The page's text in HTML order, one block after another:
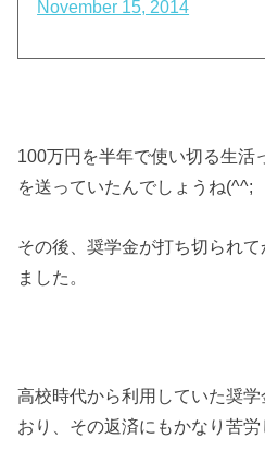
November 15, 2014
100万円を半年で使い切る生活
を送っていたんでしょうね(^^;
その後、奨学金が打ち切られ
ました。
高校時代から利用していた奨
おり、その返済にもかなり苦労